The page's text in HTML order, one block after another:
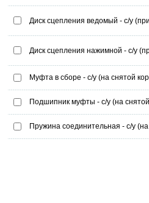
Диск сцепления ведомый - с/у
Диск сцепления нажимной - с/у
Муфта в сборе - с/у (на снятой
Подшипник муфты - с/у (на
Пружина соединительная - с/у